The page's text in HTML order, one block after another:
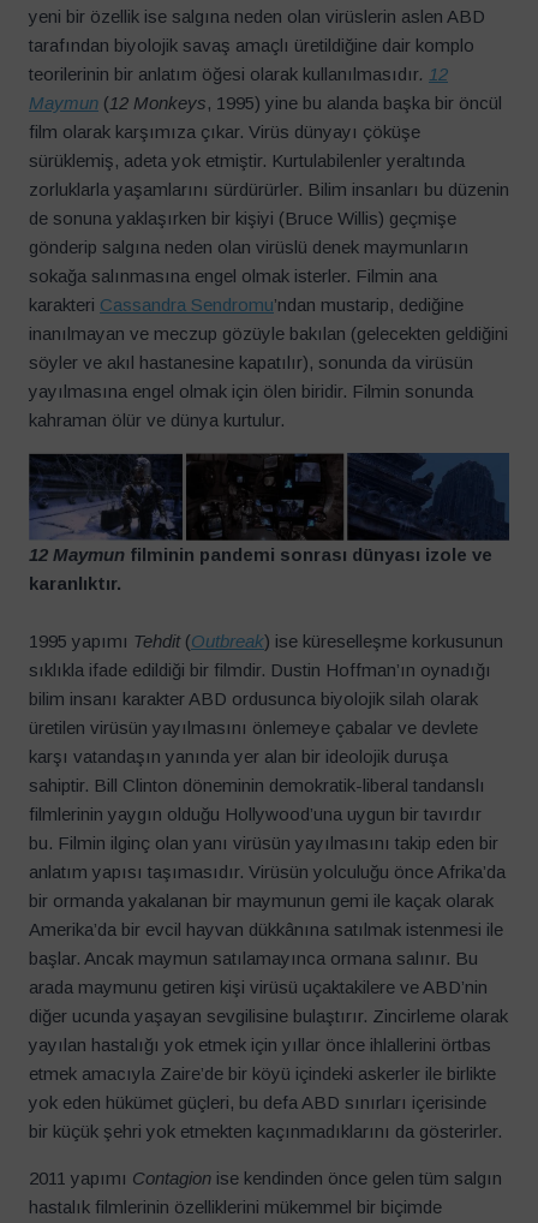
yeni bir özellik ise salgına neden olan virüslerin aslen ABD
tarafından biyolojik savaş amaçlı üretildiğine dair komplo
teorilerinin bir anlatım öğesi olarak kullanılmasıdır. 12
Maymun (12 Monkeys, 1995) yine bu alanda başka bir öncül
film olarak karşımıza çıkar. Virüs dünyayı çöküşe
sürüklemiş, adeta yok etmiştir. Kurtulabilenler yeraltında
zorluklarla yaşamlarını sürdürürler. Bilim insanları bu düzenin
de sonuna yaklaşırken bir kişiyi (Bruce Willis) geçmişe
gönderip salgına neden olan virüslü denek maymunların
sokağa salınmasına engel olmak isterler. Filmin ana
karakteri Cassandra Sendromu’ndan mustarip, dediğine
inanılmayan ve meczup gözüyle bakılan (gelecekten geldiğini
söyler ve akıl hastanesine kapatılır), sonunda da virüsün
yayılmasına engel olmak için ölen biridir. Filmin sonunda
kahraman ölür ve dünya kurtulur.
12 Maymun filminin pandemi sonrası dünyası izole ve
karanlıktır.
1995 yapımı Tehdit (Outbreak) ise küreselleşme korkusunun
sıklıkla ifade edildiği bir filmdir. Dustin Hoffman’ın oynadığı
bilim insanı karakter ABD ordusunca biyolojik silah olarak
üretilen virüsün yayılmasını önlemeye çabalar ve devlete
karşı vatandaşın yanında yer alan bir ideolojik duruşa
sahiptir. Bill Clinton döneminin demokratik-liberal tandanslı
filmlerinin yaygın olduğu Hollywood’una uygun bir tavırdır
bu. Filmin ilginç olan yanı virüsün yayılmasını takip eden bir
anlatım yapısı taşımasıdır. Virüsün yolculuğu önce Afrika’da
bir ormanda yakalanan bir maymunun gemi ile kaçak olarak
Amerika’da bir evcil hayvan dükkânına satılmak istenmesi ile
başlar. Ancak maymun satılamayınca ormana salınır. Bu
arada maymunu getiren kişi virüsü uçaktakilere ve ABD’nin
diğer ucunda yaşayan sevgilisine bulaştırır. Zincirleme olarak
yayılan hastalığı yok etmek için yıllar önce ihlallerini örtbas
etmek amacıyla Zaire’de bir köyü içindeki askerler ile birlikte
yok eden hükümet güçleri, bu defa ABD sınırları içerisinde
bir küçük şehri yok etmekten kaçınmadıklarını da gösterirler.
2011 yapımı Contagion ise kendinden önce gelen tüm salgın
hastalık filmlerinin özelliklerini mükemmel bir biçimde